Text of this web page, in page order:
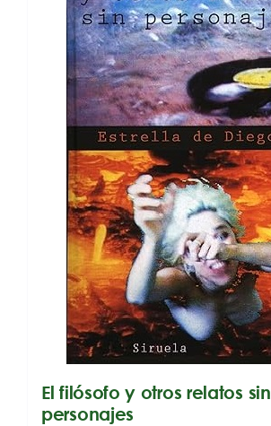
El filósofo y otros relatos sin
personajes